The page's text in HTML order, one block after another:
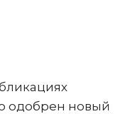
одобрен новый